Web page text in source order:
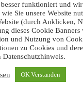
funktioniert und
Sie unsere Website
(durch Anklicken,
dieses Cookie
und Nutzung von
zu Cookies und
Datenschutzhinweis.
OK Verstanden